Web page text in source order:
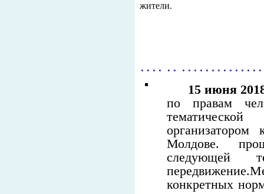
жители.
. . . . . . . . . . . . . . . . . . . .
15 июня
по правам
Молдове.
следующей
конкретных